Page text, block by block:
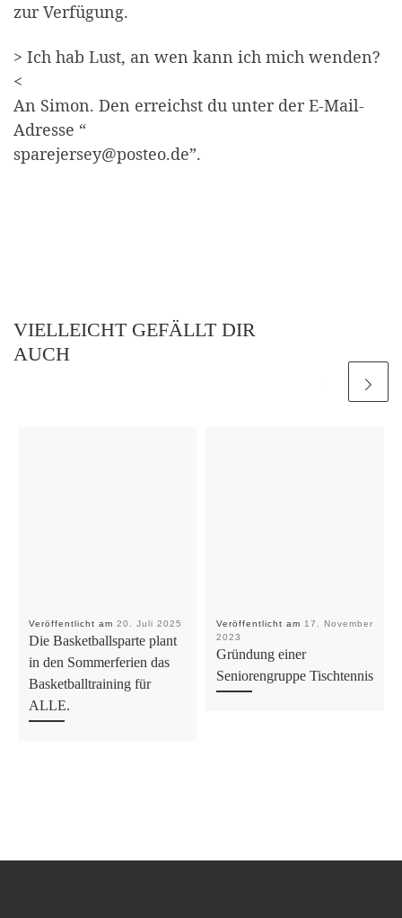
zur Verfügung.
> Ich hab Lust, an wen kann ich mich wenden?
<
An Simon. Den erreichst du unter der E-Mail-
Adresse “
sparejersey@posteo.de”.
VIELLEICHT GEFÄLLT DIR
AUCH
Veröffentlicht am 20. Juli 2025
Die Basketballsparte plant
in den Sommerferien das
Basketballtraining für
ALLE.
Veröffentlicht am 17. November
2023
Gründung einer
Seniorengruppe Tischtennis